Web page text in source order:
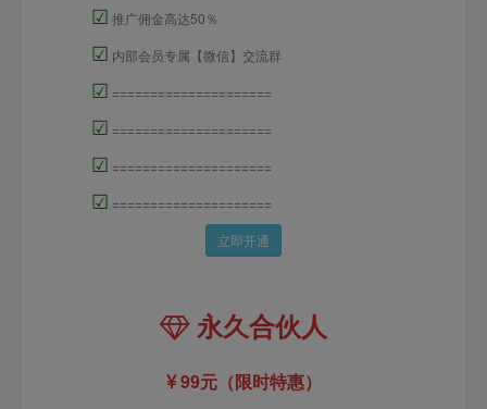
☑ 推广佣金高达50％
☑ 内部会员专属【微信】交流群
☑ =====================
☑ =====================
☑ =====================
☑ =====================
立即开通
永久合伙人
99元（限时特惠）